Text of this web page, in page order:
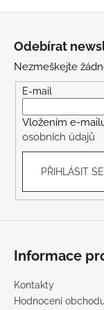
Odebírat
Nezmeškejte
E-mail
Vložením e-
osobních údajů
PŘIHLÁSIT SE
Informace
Kontakty
Hodnocení